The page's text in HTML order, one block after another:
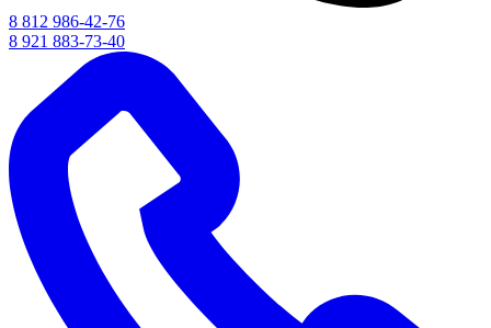
8 812 986-42-76
8 921 883-73-40